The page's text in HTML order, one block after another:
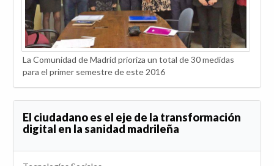
La Comunidad de Madrid prioriza un total de 30 medidas
para el primer semestre de este 2016
El ciudadano es el eje de la transformación
digital en la sanidad madrileña